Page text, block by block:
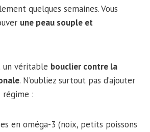
quelques semaines. Vous
une peau souple et
véritable bouclier contre la
. N’oubliez surtout pas d’ajouter
:
en oméga-3 (noix, petits poissons